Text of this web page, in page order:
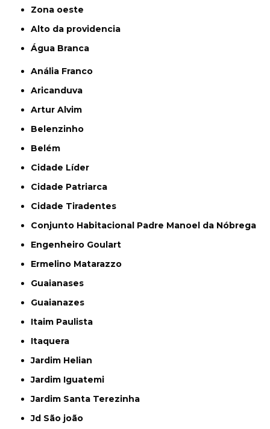
Zona oeste
alto da providencia
Água Branca
Anália Franco
Aricanduva
Artur Alvim
Belenzinho
Belém
Cidade Líder
Cidade Patriarca
Cidade Tiradentes
Conjunto Habitacional Padre Manoel da Nóbrega
Engenheiro Goulart
Ermelino Matarazzo
Guaianases
Guaianazes
Itaim Paulista
Itaquera
Jardim Helian
Jardim Iguatemi
Jardim Santa Terezinha
Jd São joão